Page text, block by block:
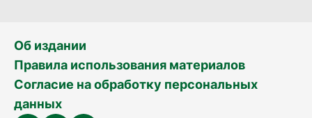
Об издании
Правила использования материалов
Согласие на обработку персональных
данных